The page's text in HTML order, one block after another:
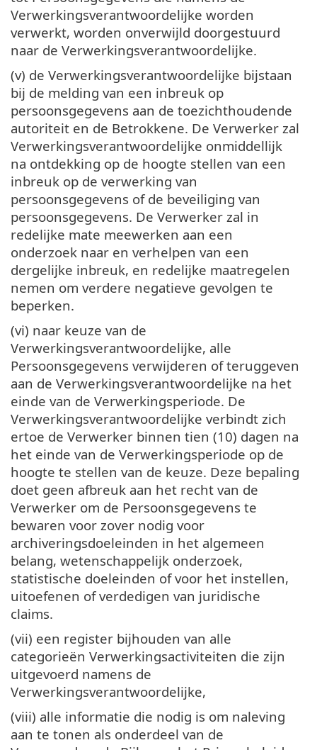
Verwerkingsverantwoordelijke worden
verwerkt, worden onverwijld doorgestuurd
naar de Verwerkingsverantwoordelijke.
(v) de Verwerkingsverantwoordelijke bijstaan
bij de melding van een inbreuk op
persoonsgegevens aan de toezichthoudende
autoriteit en de Betrokkene. De Verwerker zal
Verwerkingsverantwoordelijke onmiddellijk
na ontdekking op de hoogte stellen van een
inbreuk op de verwerking van
persoonsgegevens of de beveiliging van
persoonsgegevens. De Verwerker zal in
redelijke mate meewerken aan een
onderzoek naar en verhelpen van een
dergelijke inbreuk, en redelijke maatregelen
nemen om verdere negatieve gevolgen te
beperken.
(vi) naar keuze van de
Verwerkingsverantwoordelijke, alle
Persoonsgegevens verwijderen of teruggeven
aan de Verwerkingsverantwoordelijke na het
einde van de Verwerkingsperiode. De
Verwerkingsverantwoordelijke verbindt zich
ertoe de Verwerker binnen tien (10) dagen na
het einde van de Verwerkingsperiode op de
hoogte te stellen van de keuze. Deze bepaling
doet geen afbreuk aan het recht van de
Verwerker om de Persoonsgegevens te
bewaren voor zover nodig voor
archiveringsdoeleinden in het algemeen
belang, wetenschappelijk onderzoek,
statistische doeleinden of voor het instellen,
uitoefenen of verdedigen van juridische
claims.
(vii) een register bijhouden van alle
categorieën Verwerkingsactiviteiten die zijn
uitgevoerd namens de
Verwerkingsverantwoordelijke,
(viii) alle informatie die nodig is om naleving
aan te tonen als onderdeel van de